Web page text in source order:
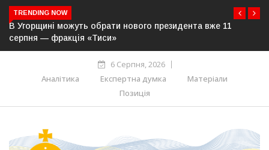
TRENDING NOW
В Угорщині можуть обрати нового президента вже 11
серпня — фракція «Тиси»
6 Серпня, 2026
Аналітика
Експертна думка
Матеріали
Позиція